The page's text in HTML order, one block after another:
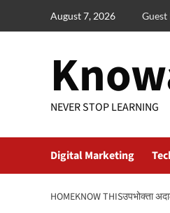
August 7, 2026 Guest
NEVER STOP LEARNING
Digital Marketing
HOMEKNOW THISउपभोक्ता